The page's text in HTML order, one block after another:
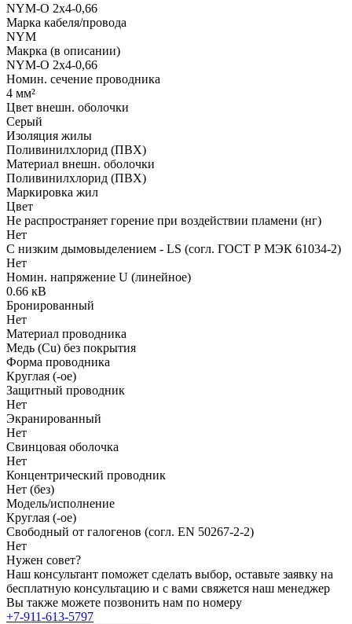
NYM-O 2x4-0,66
Марка кабеля/провода
NYM
Макрка (в описании)
NYM-O 2x4-0,66
Номин. сечение проводника
4 мм²
Цвет внешн. оболочки
Серый
Изоляция жилы
Поливинилхлорид (ПВХ)
Материал внешн. оболочки
Поливинилхлорид (ПВХ)
Маркировка жил
Цвет
Не распространяет горение при воздействии пламени (нг)
Нет
С низким дымовыделением - LS (согл. ГОСТ Р МЭК 61034-2)
Нет
Номин. напряжение U (линейное)
0.66 кВ
Бронированный
Нет
Материал проводника
Медь (Cu) без покрытия
Форма проводника
Круглая (-ое)
Защитный проводник
Нет
Экранированный
Нет
Свинцовая оболочка
Нет
Концентрический проводник
Нет (без)
Модель/исполнение
Круглая (-ое)
Свободный от галогенов (согл. EN 50267-2-2)
Нет
Нужен совет?
Наш консультант поможет сделать выбор, оставьте заявку на
бесплатную консультацию и с вами свяжется наш менеджер
Вы также можете позвонить нам по номеру
+7-911-613-5797